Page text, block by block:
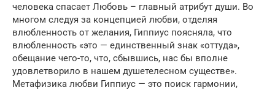
человека спасает Любовь – главный атрибут души. Во
многом следуя за концепцией любви, отделяя
влюбленность от желания, Гиппиус поясняла, что
влюбленность «это — единственный знак «оттуда»,
обещание чего-то, что, сбывшись, нас бы вполне
удовлетворило в нашем душетелесном существе».
Метафизика любви Гиппиус — это поиск гармонии,